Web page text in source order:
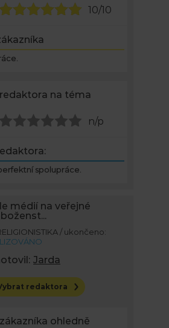
10/10
na téma
n/p
spolupráce.
médií na veřejné
/ ukončeno:
Jarda
redaktora
ohledně